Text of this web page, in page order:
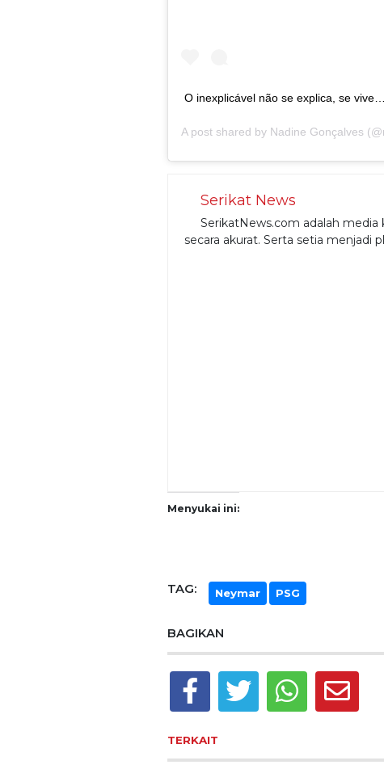
O inexplicável não se explica, se
A post shared by Nadine Gonçalves
Serikat News
SerikatNews.com adalah media
secara akurat. Serta setia menjadi
Menyukai ini:
TAG: Neymar PSG
BAGIKAN
TERKAIT